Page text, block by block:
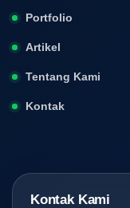
Portfolio
Artikel
Tentang Kami
Kontak
Kontak Kami